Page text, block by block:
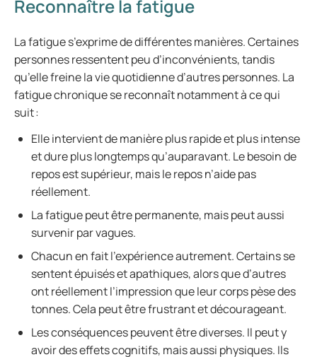
Reconnaître la fatigue
La fatigue s’exprime de différentes manières. Certaines
personnes ressentent peu d’inconvénients, tandis
qu’elle freine la vie quotidienne d’autres personnes. La
fatigue chronique se reconnaît notamment à ce qui
suit :
Elle intervient de manière plus rapide et plus intense
et dure plus longtemps qu’auparavant. Le besoin de
repos est supérieur, mais le repos n’aide pas
réellement.
La fatigue peut être permanente, mais peut aussi
survenir par vagues.
Chacun en fait l’expérience autrement. Certains se
sentent épuisés et apathiques, alors que d’autres
ont réellement l’impression que leur corps pèse des
tonnes. Cela peut être frustrant et décourageant.
Les conséquences peuvent être diverses. Il peut y
avoir des effets cognitifs, mais aussi physiques. Ils